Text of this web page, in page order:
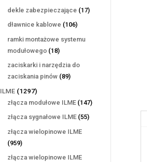
produktów
dekle zabezpieczające 1717
dławnice kablowe 106106
ramki montażowe systemu
modułowego 1818
produktów
zaciskarki i narzędzia do
zaciskania pinów 8989
ILME 12971297
produktów
złącza modułowe ILME 147147
złącza sygnałowe ILME 5555
złącza wielopinowe ILME
959959
produktów
złącza wielopinowe ILME